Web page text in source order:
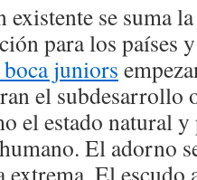
se suma
para los países
juniors
el subdesarrollo
el estado natural
El adorno
El escudo